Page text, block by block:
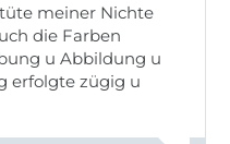
meiner Nichte
die Farben
u Abbildung u
erfolgte zügig u